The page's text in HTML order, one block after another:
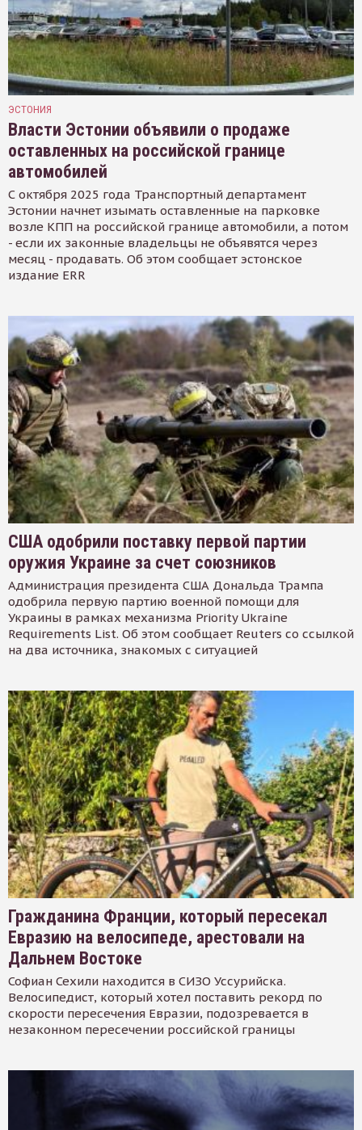
ЭСТОНИЯ
Власти Эстонии объявили о продаже
оставленных на российской границе
автомобилей
С октября 2025 года Транспортный департамент
Эстонии начнет изымать оставленные на парковке
возле КПП на российской границе автомобили, а потом
- если их законные владельцы не объявятся через
месяц - продавать. Об этом сообщает эстонское
издание ERR
США одобрили поставку первой партии
оружия Украине за счет союзников
Администрация президента США Дональда Трампа
одобрила первую партию военной помощи для
Украины в рамках механизма Priority Ukraine
Requirements List. Об этом сообщает Reuters со ссылкой
на два источника, знакомых с ситуацией
Гражданина Франции, который пересекал
Евразию на велосипеде, арестовали на
Дальнем Востоке
Софиан Сехили находится в СИЗО Уссурийска.
Велосипедист, который хотел поставить рекорд по
скорости пересечения Евразии, подозревается в
незаконном пересечении российской границы